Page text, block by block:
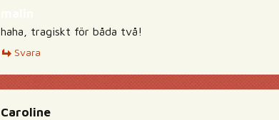
haha, tragiskt för båda två!
Svara
Caroline